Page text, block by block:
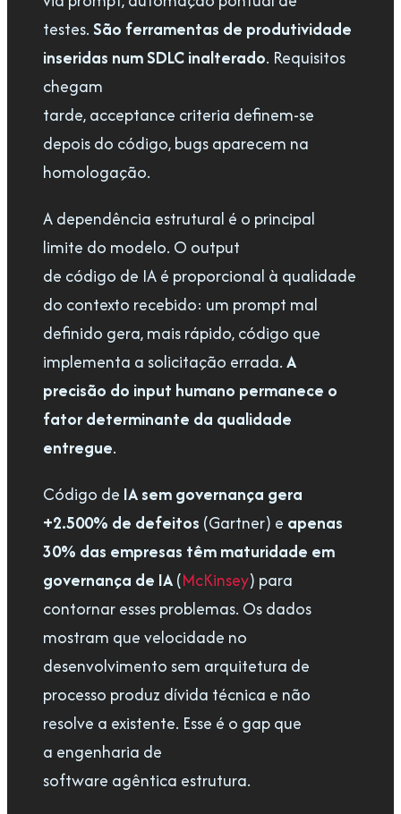
testes. São ferramentas de produtividade
inseridas num SDLC inalterado. Requisitos
chegam
tarde, acceptance criteria definem-se
depois do código, bugs aparecem na
homologação.
A dependência estrutural é o principal
limite do modelo. O output
de código de IA é proporcional à qualidade
do contexto recebido: um prompt mal
definido gera, mais rápido, código que
implementa a solicitação errada.A
precisão do input humano permanece o
fator determinante da qualidade
entregue.
Código de IAsem governança gera
+2.500% de defeitos (Gartner) e apenas
30% das empresas têm maturidade em
governança de IA(McKinsey) para
contornar esses problemas. Os dados
mostram que velocidade no
desenvolvimento sem arquitetura de
processo produz dívida técnica e não
resolve a existente. Esse é o gap que
a engenharia de
software agêntica estrutura.